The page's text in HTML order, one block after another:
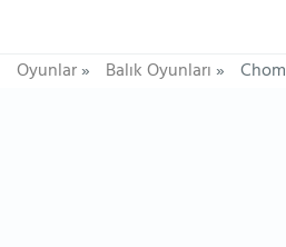
Oyunlar» Balık Oyunları»